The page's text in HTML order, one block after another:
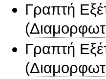
Γραπτή
(
Γραπτή
(